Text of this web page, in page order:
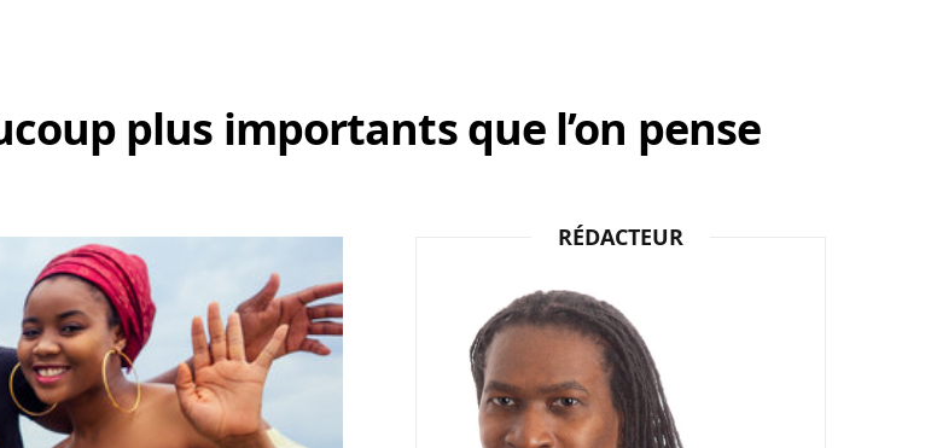
e w
plus importants que l’on pense
RÉDACTEUR